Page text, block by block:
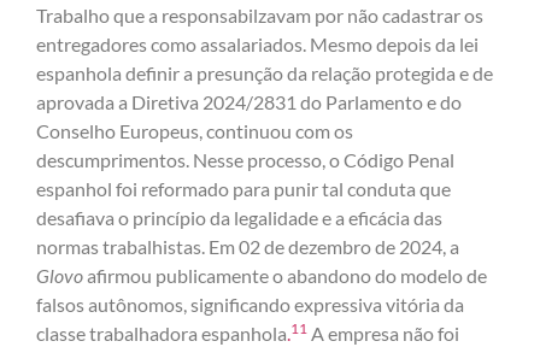
Trabalho que a responsabilzavam por não cadastrar os
entregadores como assalariados. Mesmo depois da lei
espanhola definir a presunção da relação protegida e de
aprovada a Diretiva 2024/2831 do Parlamento e do
Conselho Europeus, continuou com os
descumprimentos. Nesse processo, o Código Penal
espanhol foi reformado para punir tal conduta que
desafiava o princípio da legalidade e a eficácia das
normas trabalhistas. Em 02 de dezembro de 2024, a
Glovoafirmou publicamente o abandono do modelo de
falsos autônomos, significando expressiva vitória da
classe trabalhadora espanhola.11 A empresa não foi